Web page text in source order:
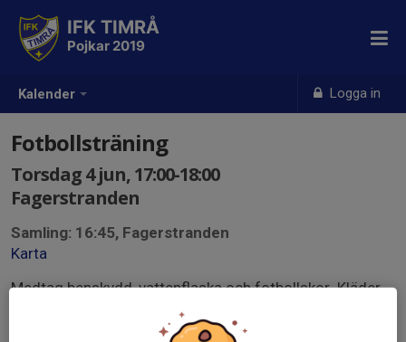
Kalender Logga in
IFK TIMRÅ
Pojkar 2019
Fotbollsträning
Torsdag 4 jun, 17:00-18:00
Fagerstranden
Samling: 16:45, Fagerstranden
Karta
Medtag benskydd, vattenflaska och fotbollskor. Kläder